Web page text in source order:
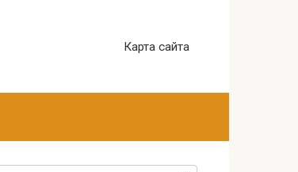
Карта сайта